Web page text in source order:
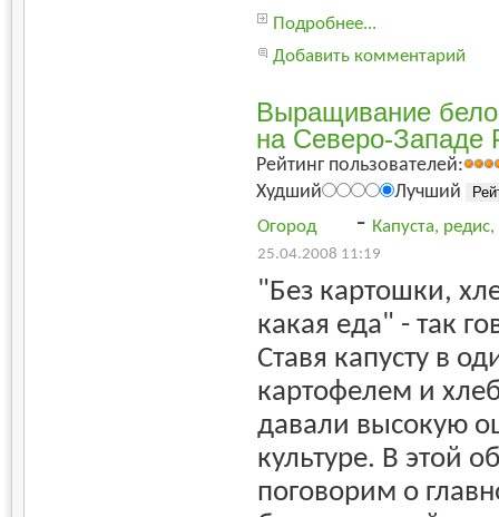
Подробнее...
Добавить комментарий
Выращивание
на Северо-Западе
Рейтинг пользователей:
Худший
Лучший
Огород - Капуста,
25.04.2008 11:19
"Без картошки,
какая еда" - так
Ставя капусту в
картофелем и
давали высокую
культуре. В этой
поговорим о